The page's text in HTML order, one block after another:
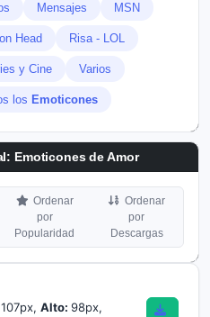
Mensajes MSN
Head Risa - LOL
y Cine Varios
los Emoticones
Emoticones de Amor
Ordenar
por
Popularidad
Ordenar
por
Descargas
107px, Alto: 98px,